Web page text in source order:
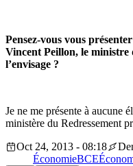
Pensez-vous vous
Vincent Peillon, le ministre
l’envisage ?
Je ne me présente à aucune
ministère du Redressement
Oct 24, 2013 - 08:18
ÉconomieBCE